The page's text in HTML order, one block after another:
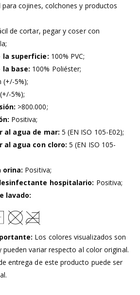
para cojines, colchones y productos
de cortar, pegar y coser con
la superficie: 100% PVC;
la base: 100% Poliéster;
(+/-5%);
5%);
>800.000;
Positiva;
al agua de mar: 5 (EN ISO 105-E02);
al agua con cloro: 5 (EN ISO 105-
orina: Positiva;
hospitalario: Positiva;
lavado:
Los colores visualizados son
pueden variar respecto al color original.
entrega de este producto puede ser